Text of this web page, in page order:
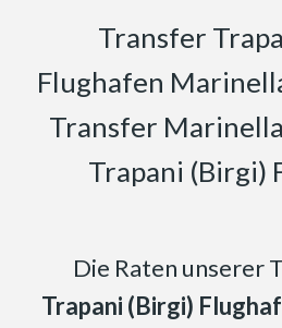
Transfer
Flughafen
Transfer
Trapani (Birgi)
Die Raten unserer
Trapani (Birgi)